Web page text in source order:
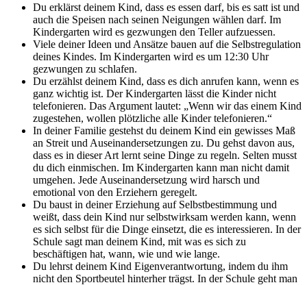
Du erklärst deinem Kind, dass es essen darf, bis es satt ist und
auch die Speisen nach seinen Neigungen wählen darf. Im
Kindergarten wird es gezwungen den Teller aufzuessen.
Viele deiner Ideen und Ansätze bauen auf die Selbstregulation
deines Kindes. Im Kindergarten wird es um 12:30 Uhr
gezwungen zu schlafen.
Du erzählst deinem Kind, dass es dich anrufen kann, wenn es
ganz wichtig ist. Der Kindergarten lässt die Kinder nicht
telefonieren. Das Argument lautet: „Wenn wir das einem Kind
zugestehen, wollen plötzliche alle Kinder telefonieren.“
In deiner Familie gestehst du deinem Kind ein gewisses Maß
an Streit und Auseinandersetzungen zu. Du gehst davon aus,
dass es in dieser Art lernt seine Dinge zu regeln. Selten musst
du dich einmischen. Im Kindergarten kann man nicht damit
umgehen. Jede Auseinandersetzung wird harsch und
emotional von den Erziehern geregelt.
Du baust in deiner Erziehung auf Selbstbestimmung und
weißt, dass dein Kind nur selbstwirksam werden kann, wenn
es sich selbst für die Dinge einsetzt, die es interessieren. In der
Schule sagt man deinem Kind, mit was es sich zu
beschäftigen hat, wann, wie und wie lange.
Du lehrst deinem Kind Eigenverantwortung, indem du ihm
nicht den Sportbeutel hinterher trägst. In der Schule geht man